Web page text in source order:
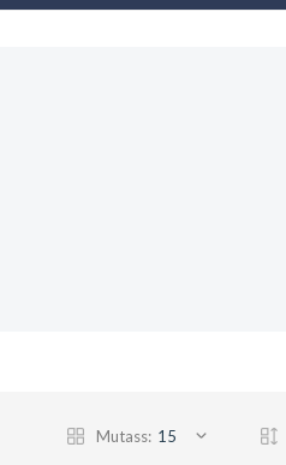
Mutass: 15